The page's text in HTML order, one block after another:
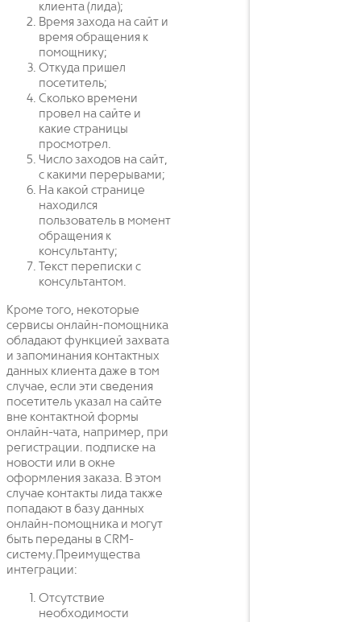
клиента (лида);
Время захода на сайт и
время обращения к
помощнику;
Откуда пришел
посетитель;
Сколько времени
провел на сайте и
какие страницы
просмотрел.
Число заходов на сайт,
с какими перерывами;
На какой странице
находился
пользователь в момент
обращения к
консультанту;
Текст переписки с
консультантом.
Кроме того, некоторые
сервисы онлайн-помощника
обладают функцией захвата
и запоминания контактных
данных клиента даже в том
случае, если эти сведения
посетитель указал на сайте
вне контактной формы
онлайн-чата, например, при
регистрации. подписке на
новости или в окне
оформления заказа. В этом
случае контакты лида также
попадают в базу данных
онлайн-помощника и могут
быть переданы в CRM-
систему.Преимущества
интеграции:
Отсутствие
необходимости